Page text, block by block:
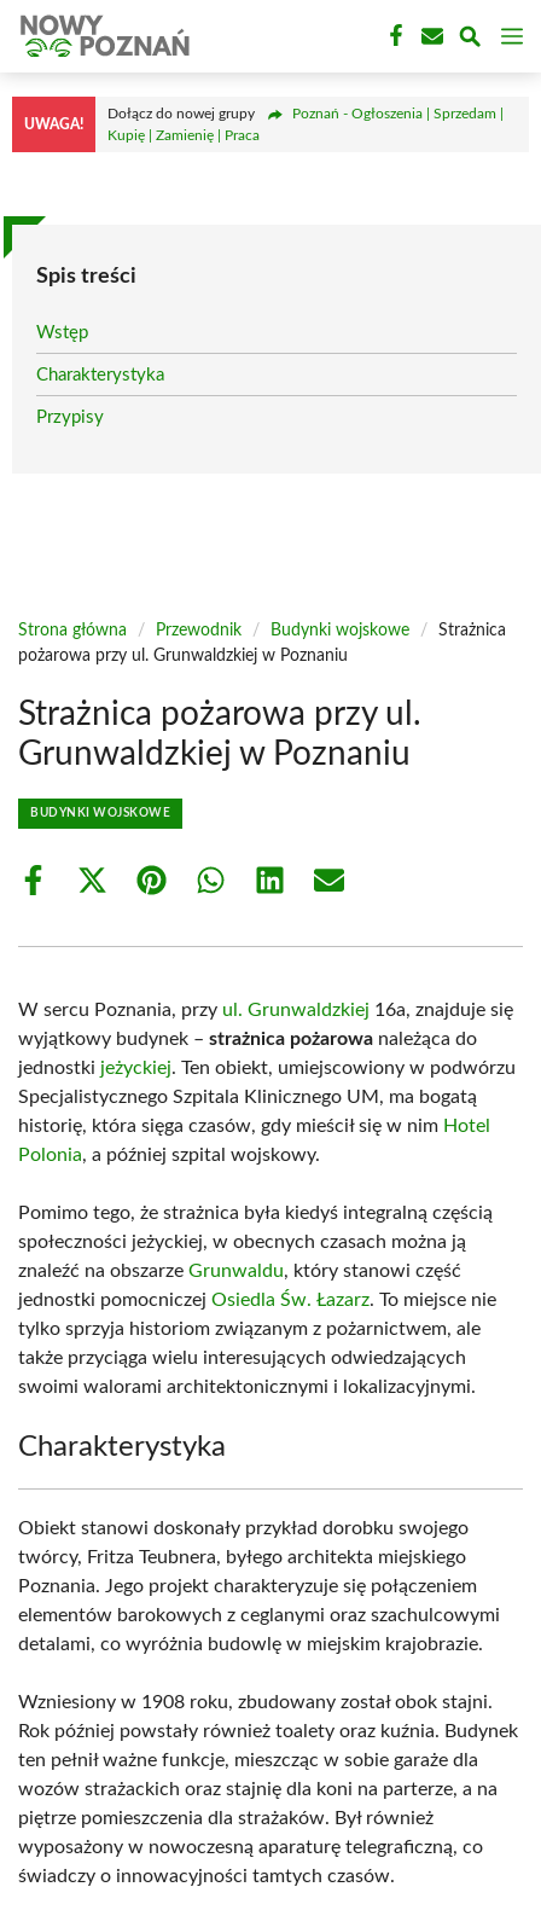
Przejdź
treści
UWAGA!
Dołącz do nowej grupy
Poznań - Ogłoszenia | Sprzedam |
Kupię | Zamienię | Praca
Spis treści
Wstęp
Charakterystyka
Przypisy
Strona główna / Przewodnik / Budynki wojskowe /
Strażnica
pożarowa przy ul. Grunwaldzkiej w Poznaniu
Strażnica pożarowa przy ul.
Grunwaldzkiej w Poznaniu
BUDYNKI WOJSKOWE
Share
Share
(Twitter)
Share Share Share Share
W sercu Poznania, przy ul. Grunwaldzkiej 16a, znajduje się
wyjątkowy budynek – strażnica pożarowa należąca do
jednostki jeżyckiej. Ten obiekt, umiejscowiony w podwórzu
Specjalistycznego Szpitala Klinicznego UM, ma bogatą
historię, która sięga czasów, gdy mieścił się w nim Hotel
Polonia, a później szpital wojskowy.
Pomimo tego, że strażnica była kiedyś integralną częścią
społeczności jeżyckiej, w obecnych czasach można ją
znaleźć na obszarze Grunwaldu, który stanowi część
jednostki pomocniczej Osiedla Św. Łazarz. To miejsce nie
tylko sprzyja historiom związanym z pożarnictwem, ale
także przyciąga wielu interesujących odwiedzających
swoimi walorami architektonicznymi i lokalizacyjnymi.
Charakterystyka
Obiekt stanowi doskonały przykład dorobku swojego
twórcy, Fritza Teubnera, byłego architekta miejskiego
Poznania. Jego projekt charakteryzuje się połączeniem
elementów barokowych z ceglanymi oraz szachulcowymi
detalami, co wyróżnia budowlę w miejskim krajobrazie.
Wzniesiony w 1908 roku, zbudowany został obok stajni.
Rok później powstały również toalety oraz kuźnia. Budynek
ten pełnił ważne funkcje, mieszcząc w sobie garaże dla
wozów strażackich oraz stajnię dla koni na parterze, a na
piętrze pomieszczenia dla strażaków. Był również
wyposażony w nowoczesną aparaturę telegraficzną, co
świadczy o innowacyjności tamtych czasów.